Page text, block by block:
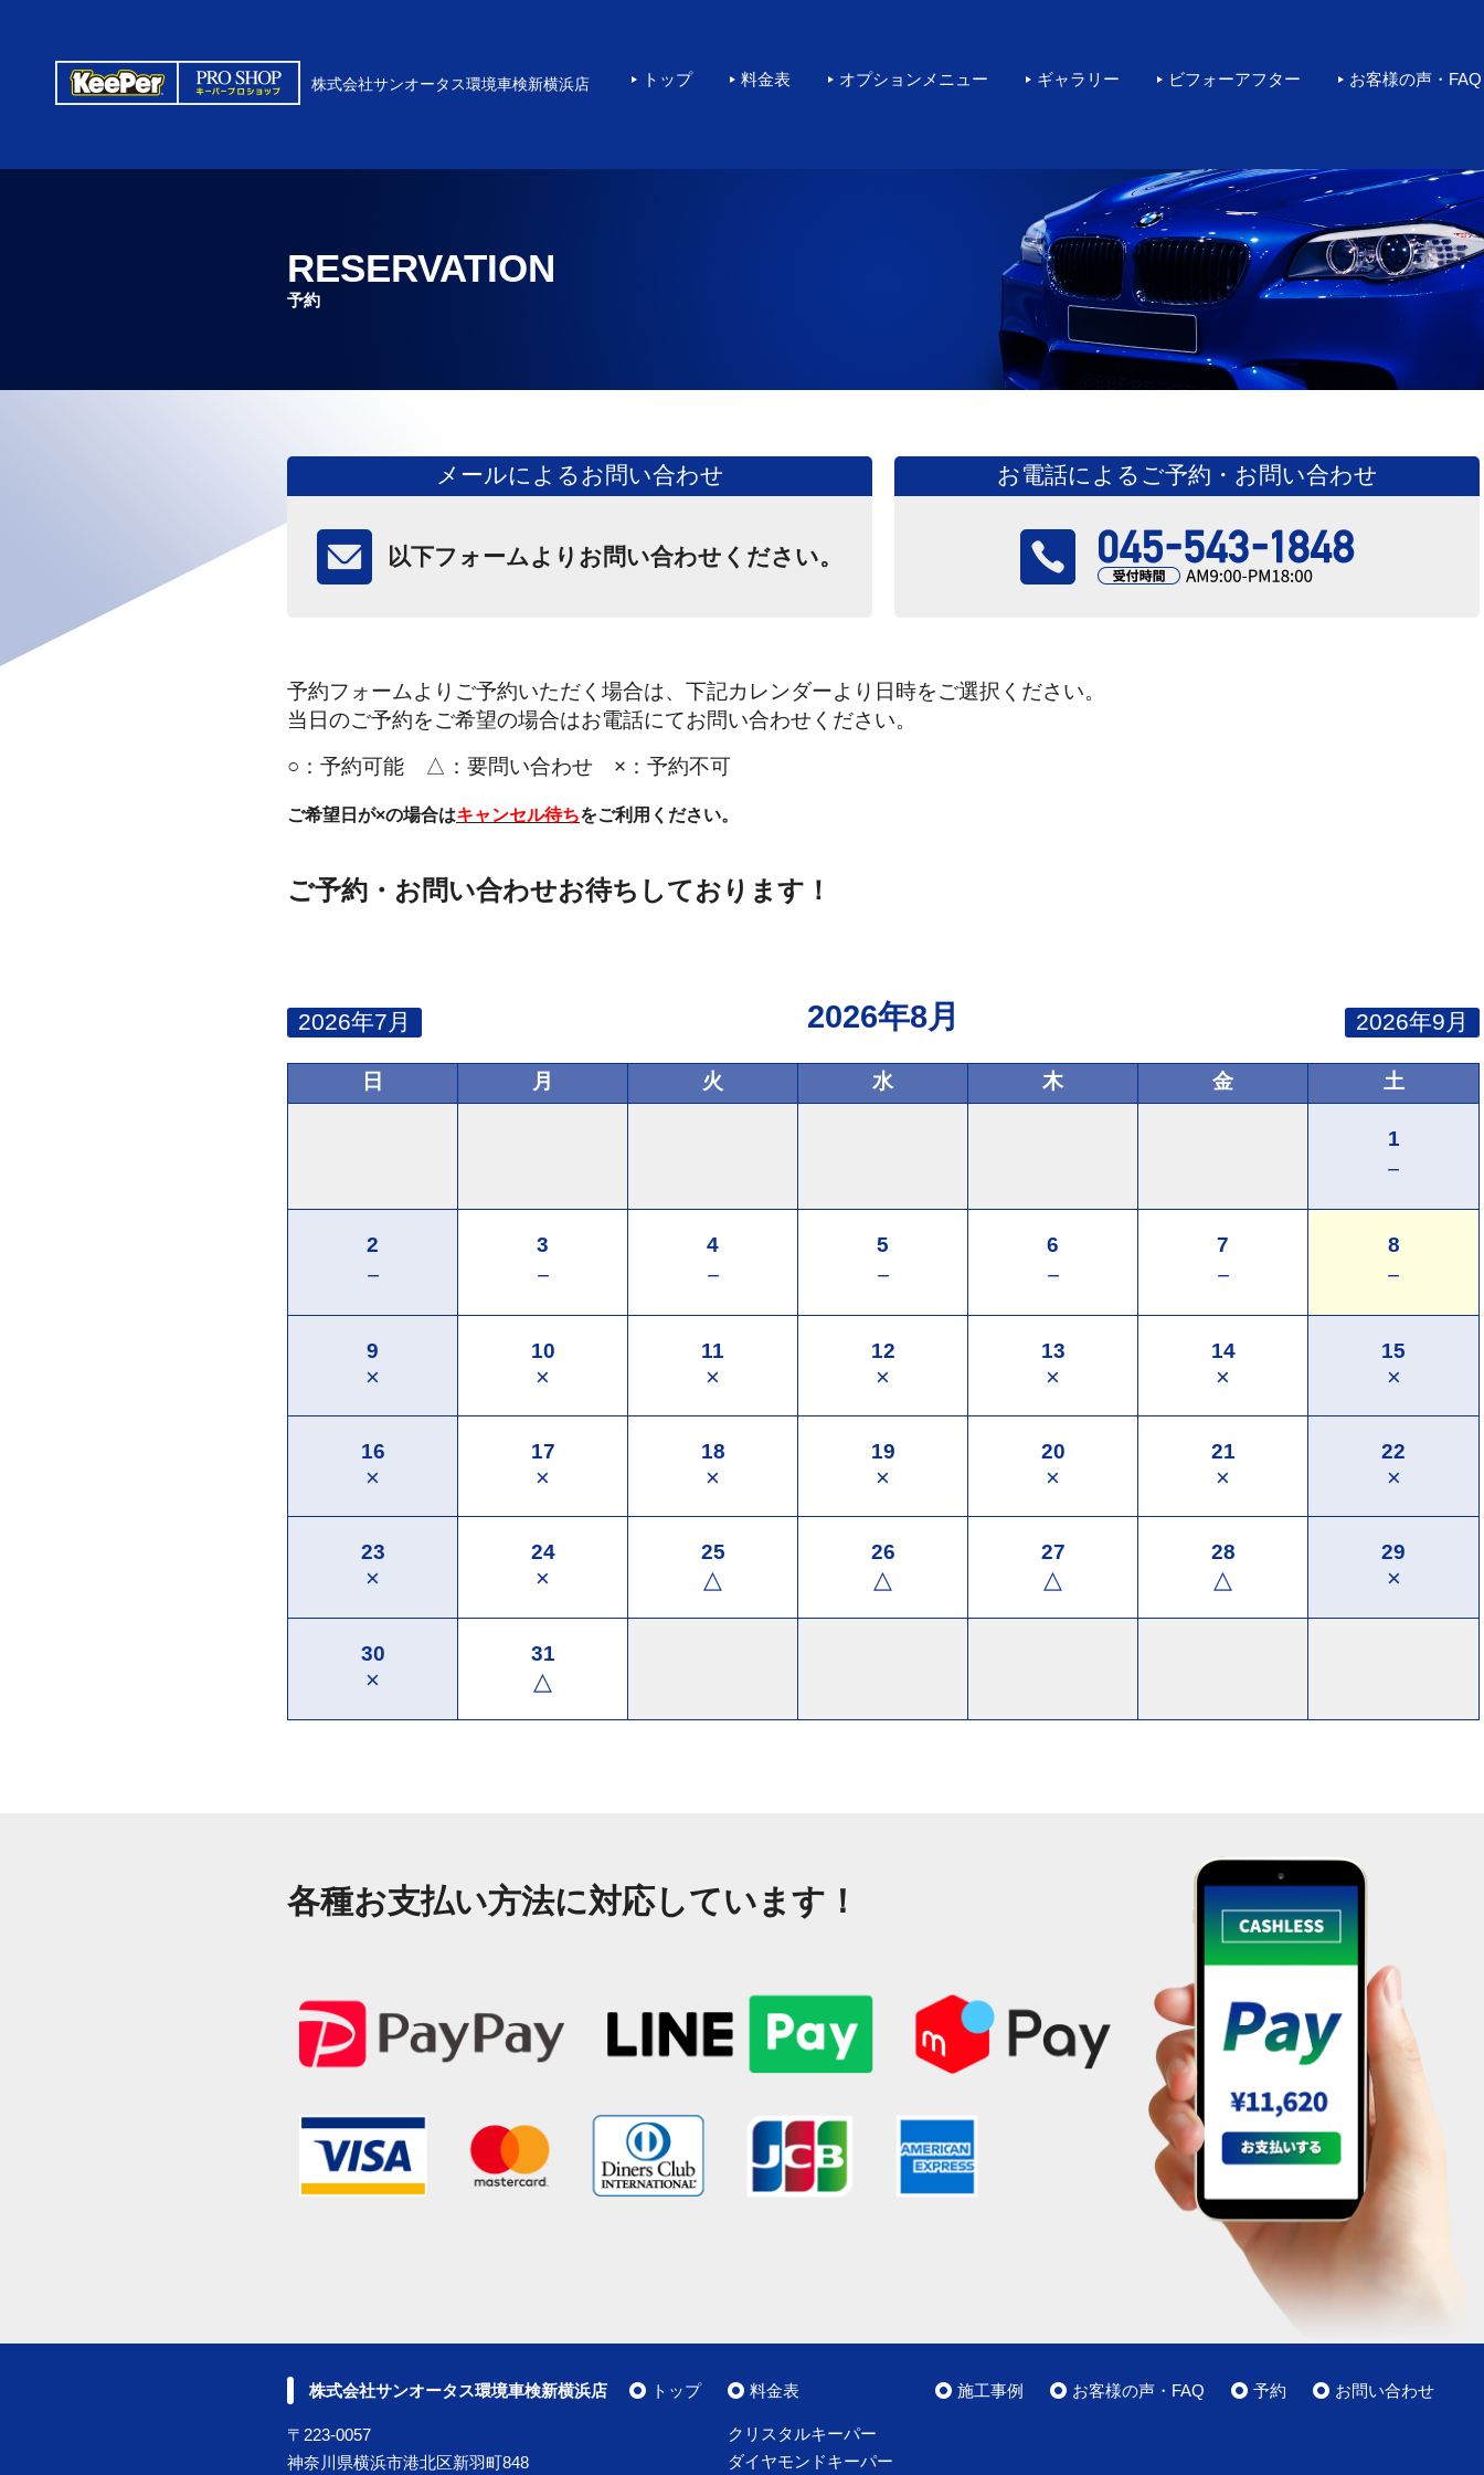
トップ 料金表 オプションメニュー ギャラリー ビフォーアフター お客様の声・FAQ
株式会社サンオータス環境車検新横浜店 横浜で高品質なKeePerカーコーティングをするなら環
RESERVATION
予約
メールによるお問い合わせ
以下フォームよりお問い合わせください。
お電話によるご予約・お問い合わせ
予約フォームよりご予約いただく場合は、下記カレンダーより日時をご選択ください。
当日のご予約をご希望の場合はお電話にてお問い合わせください。
○： 予約可能 △：要問い合わせ ×：予約不可
ご希望日が×の場合はキャンセル待ちをご利用ください。
安心の施工ブース完備！
Keeperコーティングは当店へお任せください！
ご予約・お問い合わせお待ちしております！
2026年8月
日 月 火 水 木 金 土
1
－
2
－
3
－
4
－
5
－
6
－
7
－
8
－
9
×
10
×
11
×
12
×
13
×
14
×
15
×
16
×
17
×
18
×
19
×
20
×
21
×
22
×
23
×
24
×
25
△
26
△
27
△
28
△
29
×
30
×
31
△
2026年7月 2026年9月
各種お支払い方法に対応しています！
株式会社サンオータス環境車検新横浜店
〒223-0057
神奈川県横浜市港北区新羽町848
トップ 料金表
クリスタルキーパー
ダイヤモンドキーパー
施工事例 お客様の声・FAQ 予約 お問い合わせ